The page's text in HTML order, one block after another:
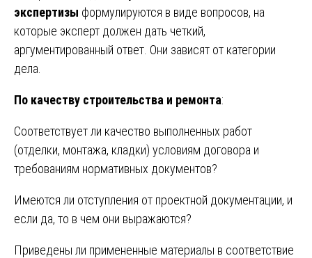
экспертизы формулируются в виде вопросов, на
которые эксперт должен дать четкий,
аргументированный ответ. Они зависят от категории
дела.
По качеству строительства и ремонта:
Соответствует ли качество выполненных работ
(отделки, монтажа, кладки) условиям договора и
требованиям нормативных документов?
Имеются ли отступления от проектной документации, и
если да, то в чем они выражаются?
Приведены ли примененные материалы в соответствие